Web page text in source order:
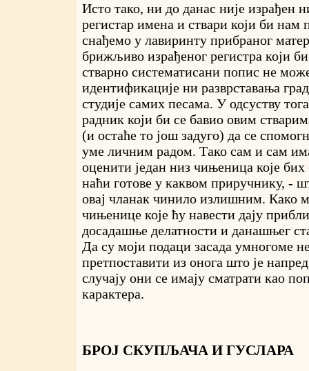
Исто тако, ни до данас није израђен
регистар имена и ствари који би нам
снађемо у лавиринту прибраног
брижљиво израђеног регистра који
стварно систематисани попис не
идентификације ни разврставања
студије самих песама. У одсуству
радник који би се бавио овим
(и остаће то још задуго) да се
уме личним радом. Тако сам и сам
оценити један низ чињеница које бих
наћи готове у каквом приручнику, -
овај чланак чинило излишним. Како
чињенице које ћу навести дају
досадашње делатности и данашњег
Да су моји подаци засада умногоме
претпоставити из онога што је
случају они се имају сматрати као
карактера.
БРОЈ СКУПЉАЧА И ГУСЛАРА